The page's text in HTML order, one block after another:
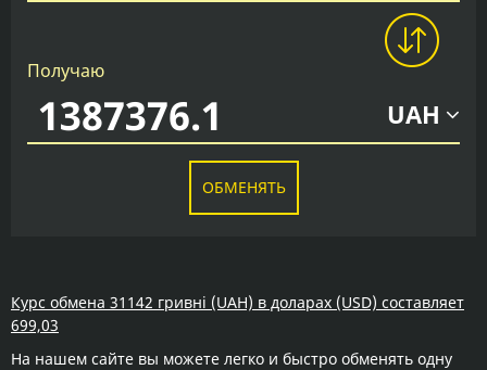
Получаю
UAH
ОБМЕНЯТЬ
Курс обмена 31142 гривні (UAH) в доларах (USD) составляет
699,03
На нашем сайте вы можете легко и быстро обменять одну